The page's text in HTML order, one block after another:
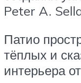
Peter A.
Патио
тёплых и
интерьера